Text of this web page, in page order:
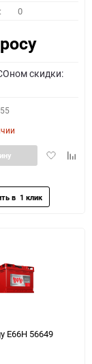
0
скидки:
Добавить
E66H 56649